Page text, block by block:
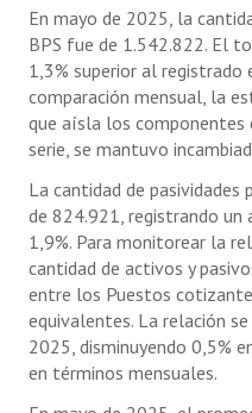
En mayo de 2025, la
BPS fue de 1.542.822. El
1,3% superior al registrado
comparación mensual, la
que aísla los componentes
serie, se mantuvo
La cantidad de pasividades
de 824.921, registrando un
1,9%. Para monitorear la
cantidad de activos y
entre los Puestos
equivalentes. La relación
2025, disminuyendo 0,5%
en términos mensuales.